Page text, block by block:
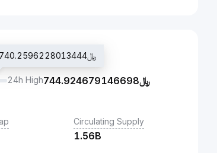
Ultimul preț tranzacționat ﷼740.2596228013444
24h High ﷼744.924679146698
Circulating Supply
1.56B